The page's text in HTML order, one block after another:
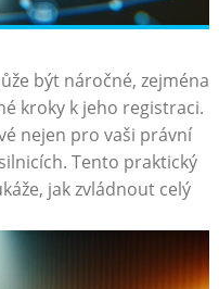
být náročné, zejména
kroky k jeho registraci.
nejen pro vaši právní
Tento praktický
jak zvládnout celý